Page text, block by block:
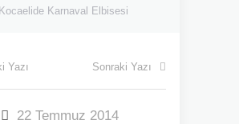
Kocaelide Karnaval Elbisesi
Yazı Sonraki Yazı
22 Temmuz 2014